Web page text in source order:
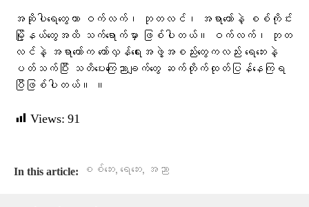
အဆိုပါရေတွေဟာ ဝက်လက်၊ ဘုတလင်၊ အရာတော်နဲ့ စစ်ကိုင်း
မြို့နယ်တွေအထိ သက်ရောက်မှာ ဖြစ်ပါတယ်။ ဝက်လက်၊ ဘုတ
လင်နဲ့ အရာတော်က တော်လှန်ရေးအဖွဲ့အစည်းတွေကလည်း ရေဘေးနဲ့
ပတ်သက်ပြီး သတိပေးကြေညာချက်တွေ ဆက်တိုက်ထုတ်ပြန်နေကြရ
ပြီဖြစ်ပါတယ်။ ။
Views: 91
In this article: စစ်ဘေး, ရေဘေး, အညာ